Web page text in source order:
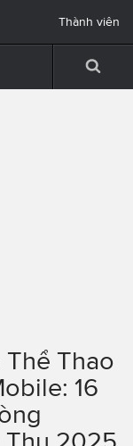
Thành viên
Thao
16